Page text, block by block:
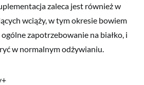
zaleca jest również w
wciąży, w tym okresie bowiem
zapotrzebowanie na białko, i
w normalnym odżywianiu.